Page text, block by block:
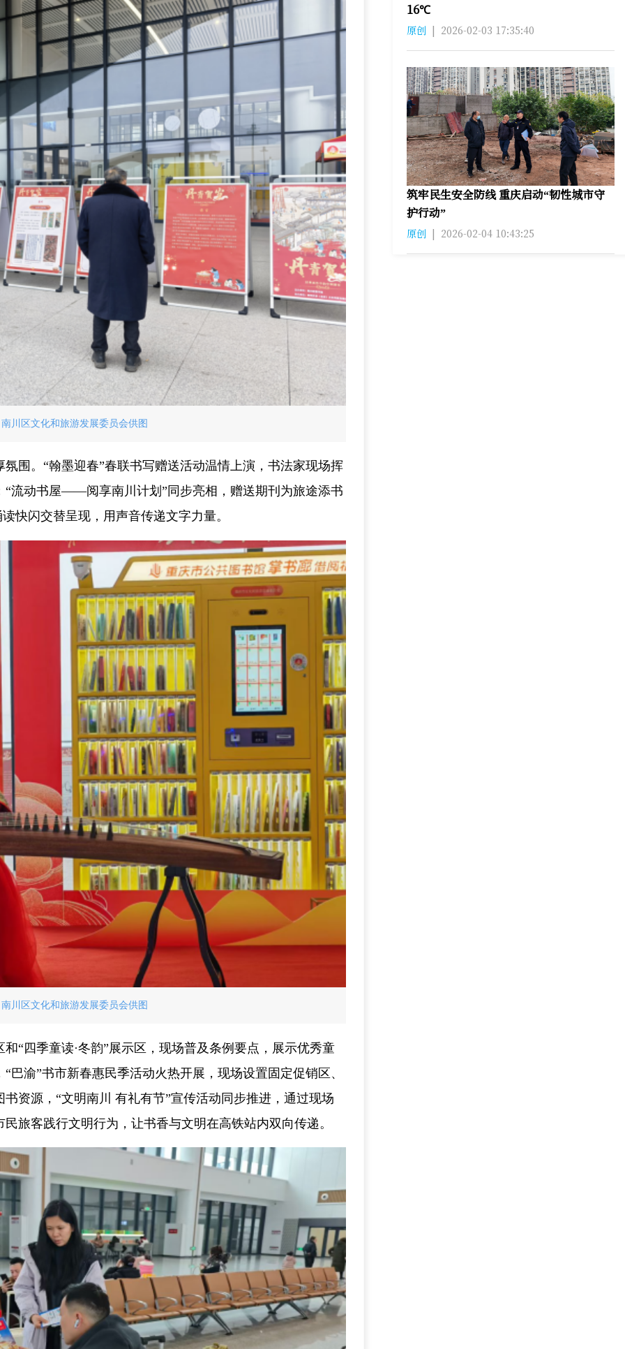
川区文化和旅游发展委员会供图
围。“翰墨迎春”春联书写赠送活动温情上演，书法家现场挥
“流动书屋——阅享南川计划”同步亮相，赠送期刊为旅途添书
快闪交替呈现，用声音传递文字力量。
川区文化和旅游发展委员会供图
“四季童读·冬韵”展示区，现场普及条例要点，展示优秀童
渝”书市新春惠民季活动火热开展，现场设置固定促销区、
资源，“文明南川 有礼有节”宣传活动同步推进，通过现场
旅客践行文明行为，让书香与文明在高铁站内双向传递。
16℃
原创 | 2026-02-03 17:35:40
筑牢民生安全防线 重庆启动“韧性城市守
护行动”
原创 | 2026-02-04 10:43:25